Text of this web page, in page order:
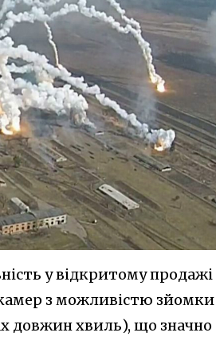
у відкритому продажі
з можливістю зйомки
довжин хвиль), що значно